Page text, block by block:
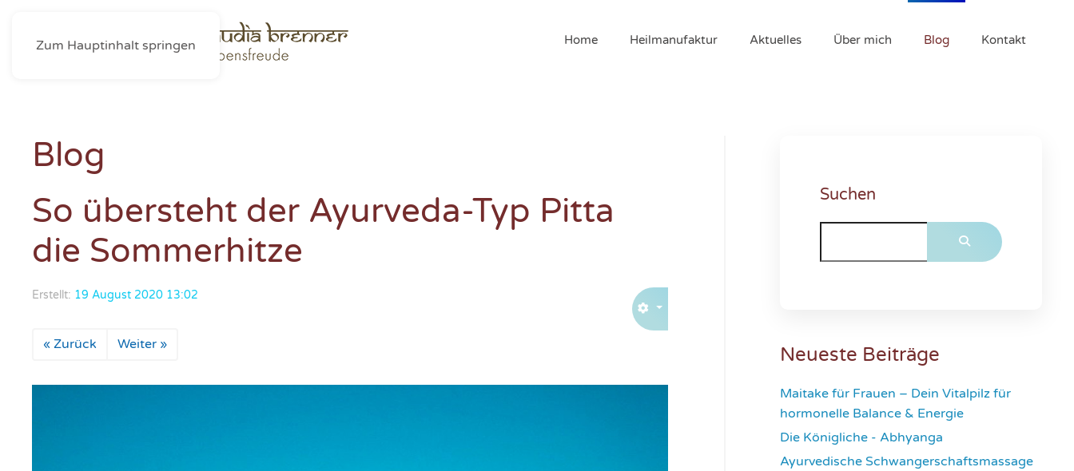
Zum Hauptinhalt springen Home Heilmanufaktur Aktuelles Über mich Blog Kontakt
Blog
So übersteht der Ayurveda-Typ Pitta
die Sommerhitze
Erstellt: 19 August 2020 13:02
« Zurück Weiter »
Suchen
Neueste Beiträge
Maitake für Frauen – Dein Vitalpilz für
hormonelle Balance & Energie
Die Königliche - Abhyanga
Ayurvedische Schwangerschaftsmassage